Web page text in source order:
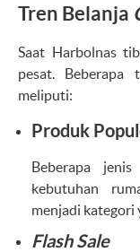
Tren Belanja
Saat Harbolnas
pesat. Beberapa
meliputi:
Produk
Beberapa
kebutuhan
menjadi kategori
Flash Sale